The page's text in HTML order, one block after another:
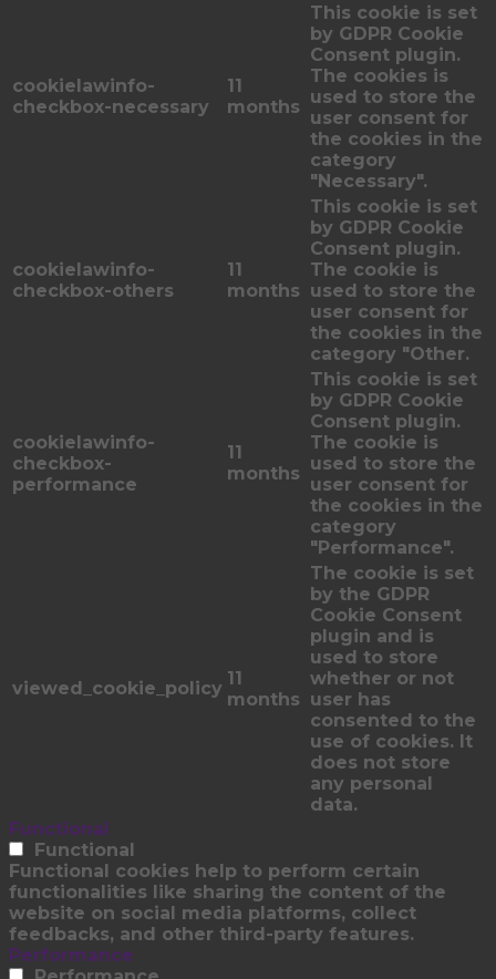
cookielawinfo-
checkbox-necessary
11
months
This cookie is set
by GDPR Cookie
Consent plugin.
The cookies is
used to store the
user consent for
the cookies in the
category
"Necessary".
cookielawinfo-
checkbox-others
11
months
This cookie is set
by GDPR Cookie
Consent plugin.
The cookie is
used to store the
user consent for
the cookies in the
category "Other.
cookielawinfo-
checkbox-
performance
11
months
This cookie is set
by GDPR Cookie
Consent plugin.
The cookie is
used to store the
user consent for
the cookies in the
category
"Performance".
viewed_cookie_policy 11
months
The cookie is set
by the GDPR
Cookie Consent
plugin and is
used to store
whether or not
user has
consented to the
use of cookies. It
does not store
any personal
data.
Functional
Functional
Functional cookies help to perform certain
functionalities like sharing the content of the
website on social media platforms, collect
feedbacks, and other third-party features.
Performance